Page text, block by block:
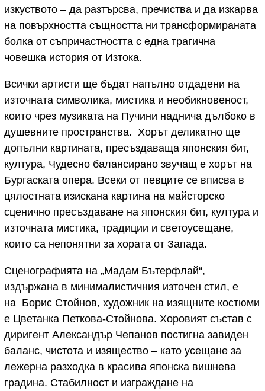
изкуството – да разтърсва, пречиства и да изкарва
на повърхността същността ни трансформираната
болка от съпричастността с една трагична
човешка история от Изтока.
Всички артисти ще бъдат напълно отдадени на
източната символика, мистика и необикновеност,
които чрез музиката на Пучини наднича дълбоко в
душевните пространства. Хорът деликатно ще
допълни картината, пресъздаваща японския бит,
култура, Чудесно балансирано звучащ е хорът на
Бургаската опера. Всеки от певците се вписва в
цялостната изискана картина на майсторско
сценично пресъздаване на японския бит, култура и
източната мистика, традиции и светоусещане,
които са непонятни за хората от Запада.
Сценографията на „Мадам Бътерфлай“,
издържана в минималистичния източен стил, е
на Борис Стойнов, художник на изящните костюми
е Цветанка Петкова-Стойнова. Хоровият състав с
диригент Александър Чепанов постигна завиден
баланс, чистота и изящество – като усещане за
лежерна разходка в красива японска вишнева
градина. Стабилност и изграждане на